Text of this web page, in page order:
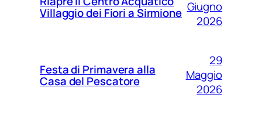
Villaggio dei Fiori a Sirmione Giugno
2026
Festa di Primavera alla
Casa del Pescatore
29
Maggio
2026